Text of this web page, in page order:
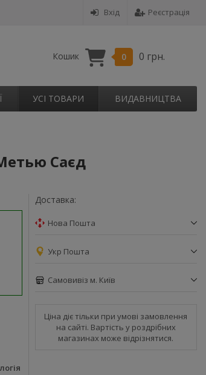
Вхід Реєстрація
Кошик 0 0 грн.
УСІ ТОВАРИ ВИДАВНИЦТВА
Саєд
Доставка:
Нова Пошта
Укр Пошта
Самовивіз м. Київ
Ціна діє тільки при умові замовлення
на сайті. Вартість у роздрібних
магазинах може відрізнятися.